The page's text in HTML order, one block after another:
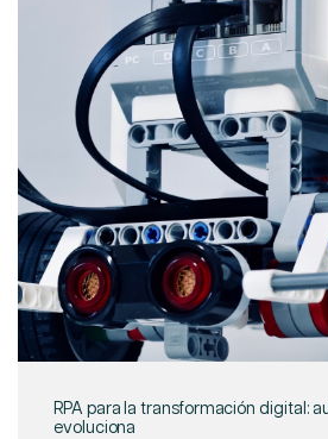
RPA para la transformación digital:
evoluciona